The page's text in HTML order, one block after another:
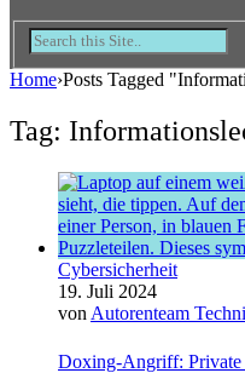
Home›Posts Tagged
Tag:
Cybersicherheit
19. Juli 2024
von Autorenteam
Doxing-Angriff: Private